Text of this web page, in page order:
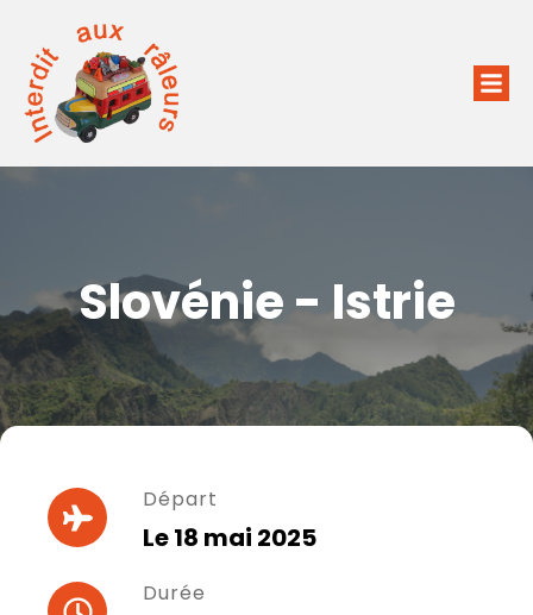
Slovénie - Istrie
Départ
Le 18 mai 2025
Durée